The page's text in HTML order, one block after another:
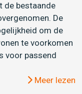
de bestaande
De
om de
te voorkomen
voor passend
Meer lezen